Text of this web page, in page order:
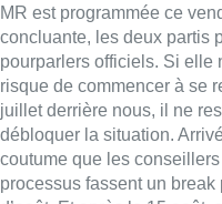
MR est programmée ce
concluante, les deux partis
pourparlers officiels. Si elle
risque de commencer à se
juillet derrière nous, il ne
débloquer la situation.
coutume que les
processus fassent un